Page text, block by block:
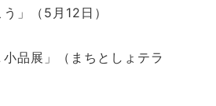
」（5月12日）
小品展」（まちとしょテラ